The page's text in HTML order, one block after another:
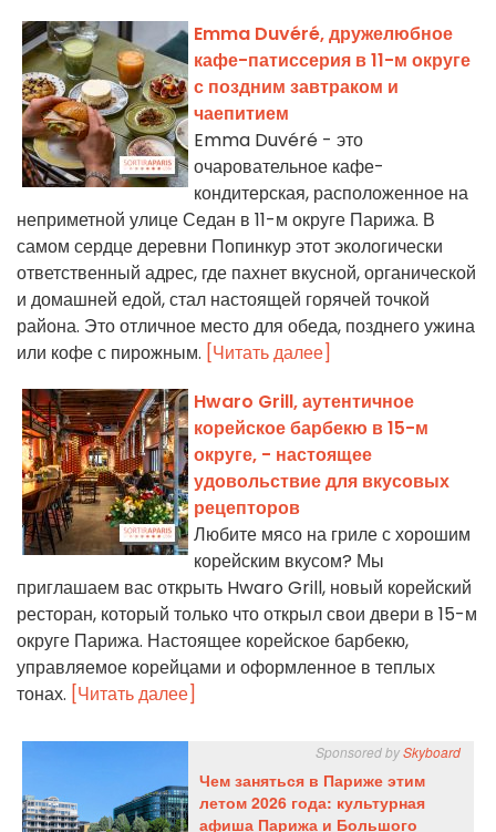
Emma Duvéré, дружелюбное
кафе-патиссерия в 11-м округе
с поздним завтраком и
чаепитием
Emma Duvéré - это
очаровательное кафе-
кондитерская, расположенное на
неприметной улице Седан в 11-м округе Парижа. В
самом сердце деревни Попинкур этот экологически
ответственный адрес, где пахнет вкусной, органической
и домашней едой, стал настоящей горячей точкой
района. Это отличное место для обеда, позднего ужина
или кофе с пирожным. [Читать далее]
Hwaro Grill, аутентичное
корейское барбекю в 15-м
округе, - настоящее
удовольствие для вкусовых
рецепторов
Любите мясо на гриле с хорошим
корейским вкусом? Мы
приглашаем вас открыть Hwaro Grill, новый корейский
ресторан, который только что открыл свои двери в 15-м
округе Парижа. Настоящее корейское барбекю,
управляемое корейцами и оформленное в теплых
тонах. [Читать далее]